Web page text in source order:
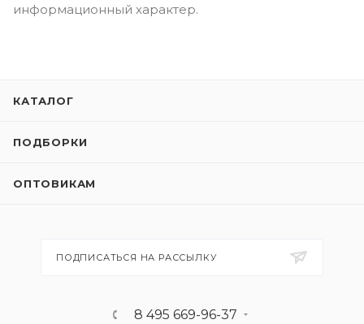
информационный характер.
КАТАЛОГ
ПОДБОРКИ
ОПТОВИКАМ
ПОДПИСАТЬСЯ НА РАССЫЛКУ
8 495 669-96-37